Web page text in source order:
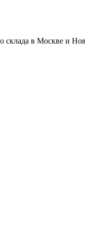
склада в Москве и